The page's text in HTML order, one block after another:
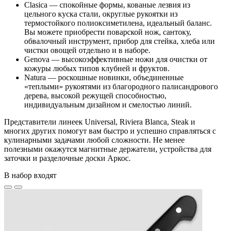
Clasica — спокойные формы, кованые лезвия из
цельного куска стали, округлые рукоятки из
термостойкого полиоксиметилена, идеальный баланс.
Вы можете приобрести поварской нож, сантоку,
обвалочный инструмент, прибор для стейка, хлеба или
чистки овощей отдельно и в наборе.
Genova — высокоэффективные ножи для очистки от
кожуры любых типов клубней и фруктов.
Natura — роскошные новинки, объединенные
«теплыми» рукоятями из благородного палисандрового
дерева, высокой режущей способностью,
индивидуальным дизайном и смелостью линий.
Представители линеек Universal, Riviera Blanca, Steak и
многих других помогут вам быстро и успешно справляться с
кулинарными задачами любой сложности. Не менее
полезными окажутся магнитные держатели, устройства для
заточки и разделочные доски Аркос.
В набор входят